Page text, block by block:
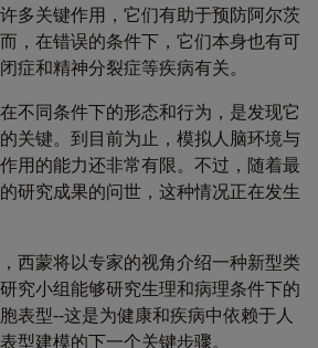
多关键作用，它们有助于预防阿尔茨
，在错误的条件下，它们本身也有可
症和精神分裂症等疾病有关。
不同条件下的形态和行为，是发现它
关键。到目前为止，模拟人脑环境与
用的能力还非常有限。不过，随着最
研究成果的问世，这种情况正在发生
西蒙将以专家的视角介绍一种新型类
究小组能够研究生理和病理条件下的
表型--这是为健康和疾病中依赖于人
型建模的下一个关键步骤。